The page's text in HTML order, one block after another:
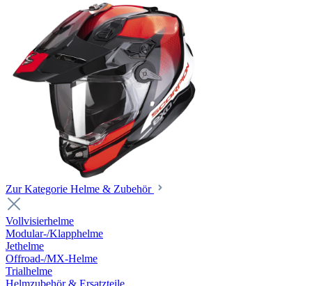
Zur Kategorie Helme & Zubehör
Vollvisierhelme
Modular-/Klapphelme
Jethelme
Offroad-/MX-Helme
Trialhelme